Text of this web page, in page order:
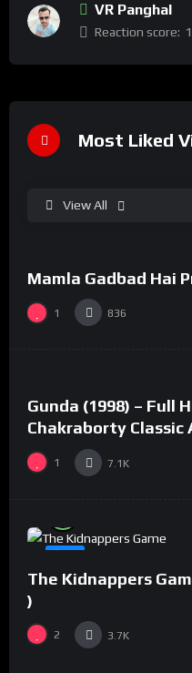
VR Panghal
Reaction score: 1
Most Liked
View All
#15
100% 0
Mamla Gadbad Hai
1 836
#2
Gunda (1998) – Full
Chakraborty Classic
1 7.1K
The Kidnappers
)
2 3.7K